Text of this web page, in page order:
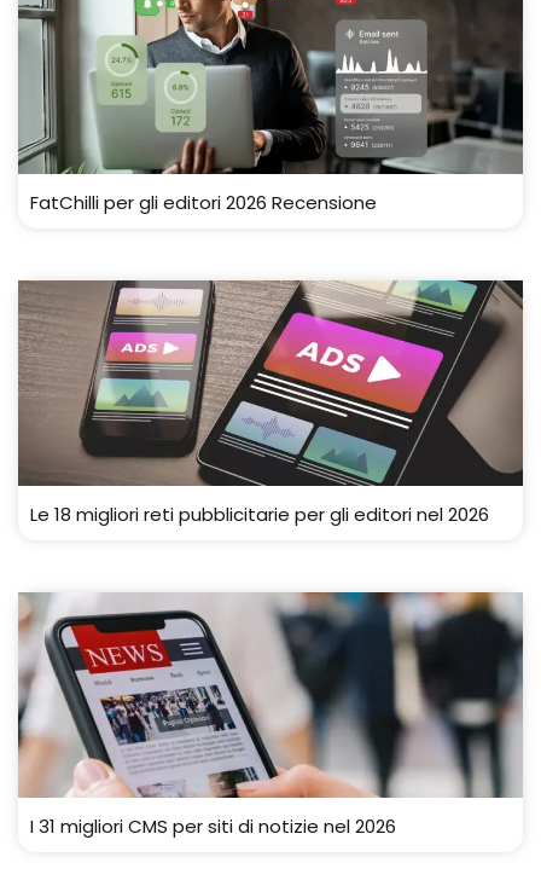
FatChilli per gli editori 2026 Recensione
Le 18 migliori reti pubblicitarie per gli editori nel 2026
I 31 migliori CMS per siti di notizie nel 2026